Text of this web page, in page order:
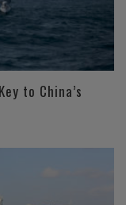
to China’s